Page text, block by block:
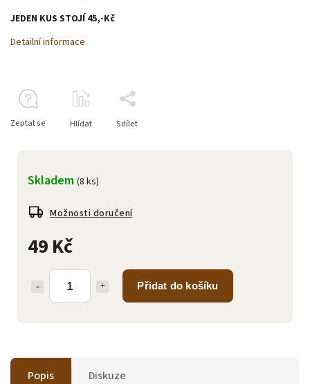
49 Kč
Přidat do košíku
Skladem (8 ks)
Možnosti doručení
JEDEN KUS STOJÍ 45,-Kč
Detailní informace
Zeptat se Hlídat Sdílet
Popis Diskuze